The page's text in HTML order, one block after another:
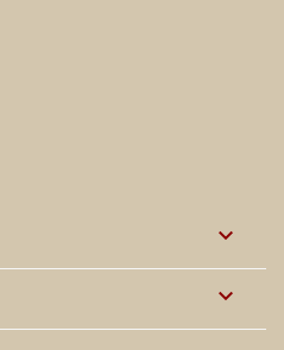

